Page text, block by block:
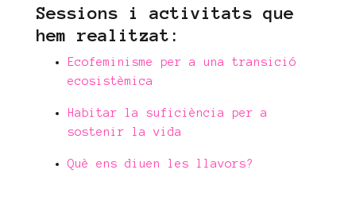
Sessions i activitats que
hem realitzat:
Ecofeminisme per a una transició
ecosistèmica
Habitar la suficiència per a
sostenir la vida
Què ens diuen les llavors?